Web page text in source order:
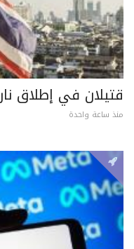
قتيلان في إطلاق
منذ ساعة واحدة